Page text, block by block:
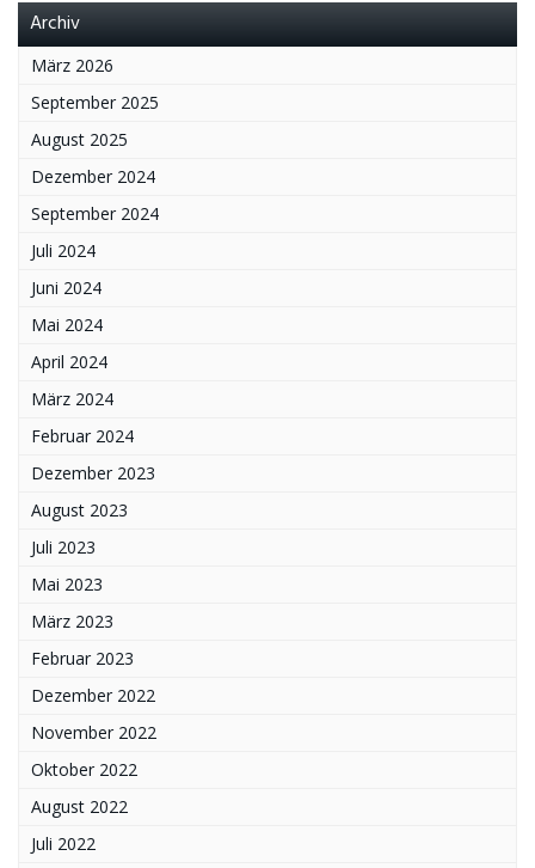
Archiv
März 2026
September 2025
August 2025
Dezember 2024
September 2024
Juli 2024
Juni 2024
Mai 2024
April 2024
März 2024
Februar 2024
Dezember 2023
August 2023
Juli 2023
Mai 2023
März 2023
Februar 2023
Dezember 2022
November 2022
Oktober 2022
August 2022
Juli 2022